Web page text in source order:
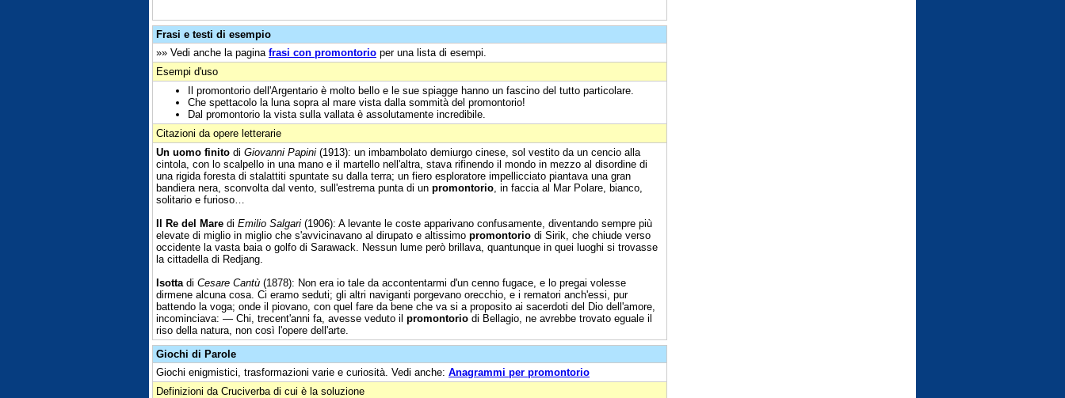
Frasi e testi di esempio
»» Vedi anche la pagina frasi con promontorio per una lista di esempi.
Esempi d'uso
Il promontorio dell'Argentario è molto bello e le sue spiagge hanno un fascino del tutto particolare.
Che spettacolo la luna sopra al mare vista dalla sommità del promontorio!
Dal promontorio la vista sulla vallata è assolutamente incredibile.
Citazioni da opere letterarie
Un uomo finito di Giovanni Papini (1913): un imbambolato demiurgo cinese, sol vestito da un cencio alla
cintola, con lo scalpello in una mano e il martello nell'altra, stava rifinendo il mondo in mezzo al disordine di
una rigida foresta di stalattiti spuntate su dalla terra; un fiero esploratore impellicciato piantava una gran
bandiera nera, sconvolta dal vento, sull'estrema punta di un promontorio , in faccia al Mar Polare, bianco,
solitario e furioso…
Il Re del Mare di Emilio Salgari (1906): A levante le coste apparivano confusamente, diventando sempre più
elevate di miglio in miglio che s'avvicinavano al dirupato e altissimo promontorio di Sirik, che chiude verso
occidente la vasta baia o golfo di Sarawack. Nessun lume però brillava, quantunque in quei luoghi si trovasse
la cittadella di Redjang.
Isotta di Cesare Cantù (1878): Non era io tale da accontentarmi d'un cenno fugace, e lo pregai volesse
dirmene alcuna cosa. Ci eramo seduti; gli altri naviganti porgevano orecchio, e i rematori anch'essi, pur
battendo la voga; onde il piovano, con quel fare da bene che va si a proposito ai sacerdoti del Dio dell'amore,
incominciava: — Chi, trecent'anni fa, avesse veduto il promontorio di Bellagio, ne avrebbe trovato eguale il
riso della natura, non così l'opere dell'arte.
Giochi di Parole
Giochi enigmistici, trasformazioni varie e curiosità. Vedi anche: Anagrammi per promontorio
Definizioni da Cruciverba di cui è la soluzione